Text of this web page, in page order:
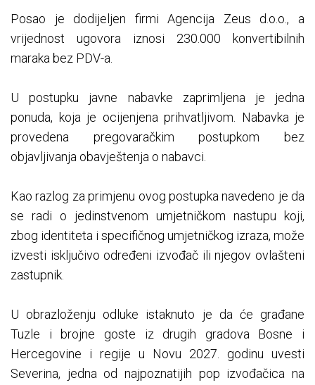
Posao je dodijeljen firmi Agencija Zeus d.o.o., a
vrijednost ugovora iznosi 230.000 konvertibilnih
maraka bez PDV-a.
U postupku javne nabavke zaprimljena je jedna
ponuda, koja je ocijenjena prihvatljivom. Nabavka je
provedena pregovaračkim postupkom bez
objavljivanja obavještenja o nabavci.
Kao razlog za primjenu ovog postupka navedeno je da
se radi o jedinstvenom umjetničkom nastupu koji,
zbog identiteta i specifičnog umjetničkog izraza, može
izvesti isključivo određeni izvođač ili njegov ovlašteni
zastupnik.
U obrazloženju odluke istaknuto je da će građane
Tuzle i brojne goste iz drugih gradova Bosne i
Hercegovine i regije u Novu 2027. godinu uvesti
Severina, jedna od najpoznatijih pop izvođačica na